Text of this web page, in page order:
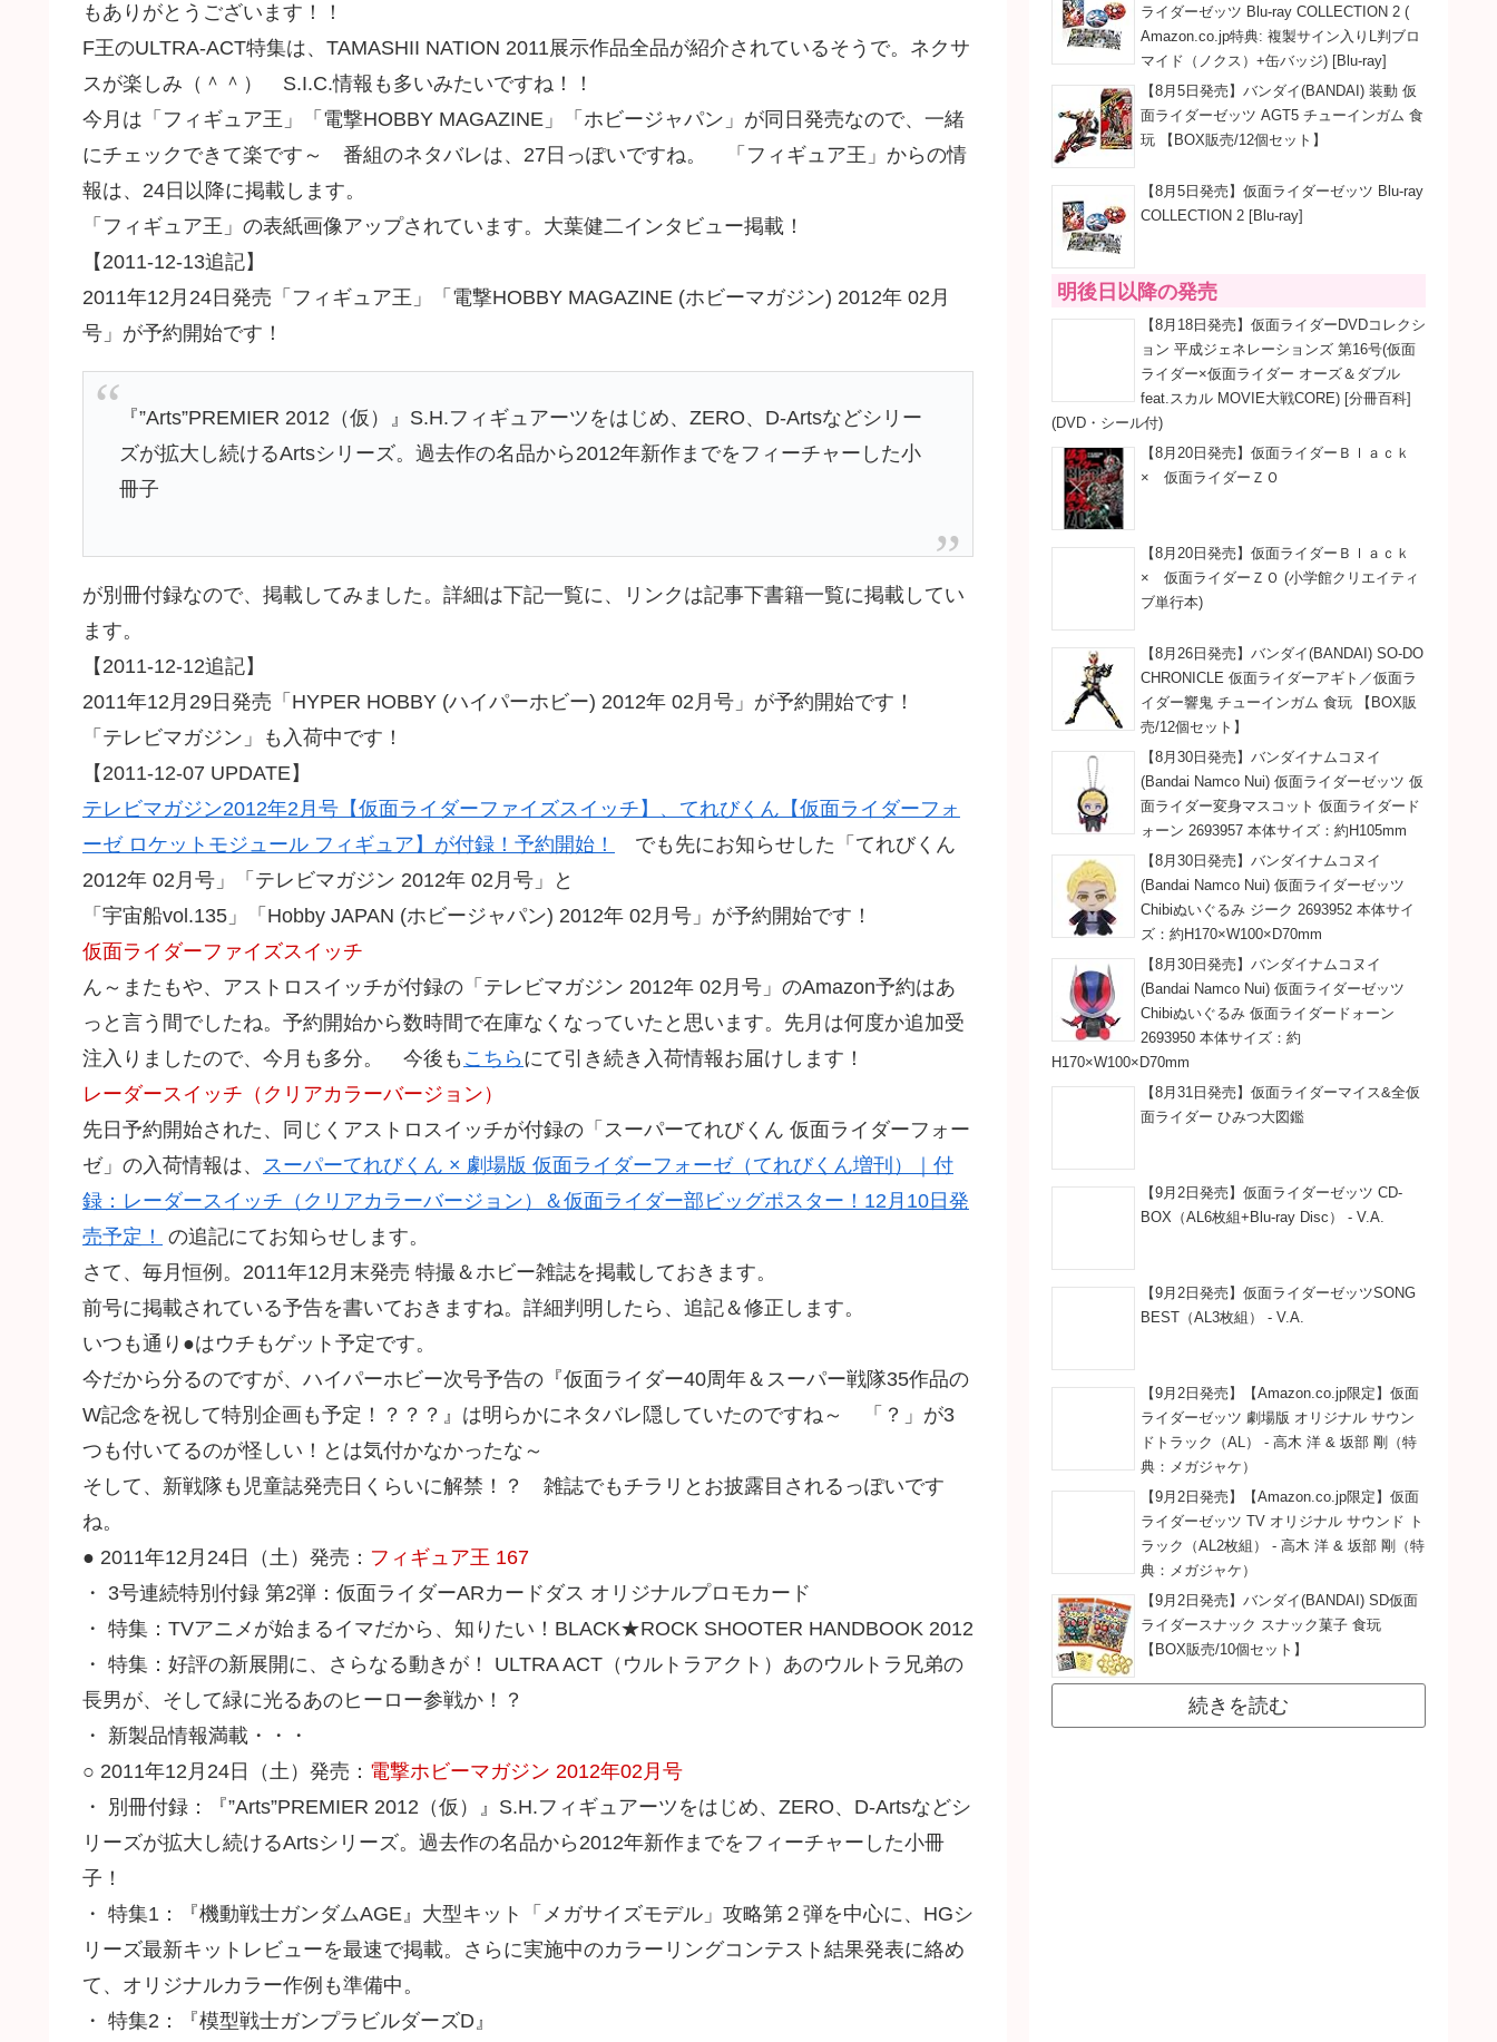
もありがとうございます！！
F王のULTRA-ACT特集は、TAMASHII NATION 2011展示作品全品が紹介されているそうで。ネクサ
スが楽しみ（＾＾） S.I.C.情報も多いみたいですね！！
今月は「フィギュア王」「電撃HOBBY MAGAZINE」「ホビージャパン」が同日発売なので、一緒
にチェックできて楽です～ 番組のネタバレは、27日っぽいですね。 「フィギュア王」からの情
報は、24日以降に掲載します。
「フィギュア王」の表紙画像アップされています。大葉健二インタビュー掲載！
【2011-12-13追記】
2011年12月24日発売「フィギュア王」「電撃HOBBY MAGAZINE (ホビーマガジン) 2012年 02月
号」が予約開始です！
『”Arts”PREMIER 2012（仮）』S.H.フィギュアーツをはじめ、ZERO、D-Artsなどシリー
ズが拡大し続けるArtsシリーズ。過去作の名品から2012年新作までをフィーチャーした小
冊子
が別冊付録なので、掲載してみました。詳細は下記一覧に、リンクは記事下書籍一覧に掲載してい
ます。
【2011-12-12追記】
2011年12月29日発売「HYPER HOBBY (ハイパーホビー) 2012年 02月号」が予約開始です！
「テレビマガジン」も入荷中です！
【2011-12-07 UPDATE】
テレビマガジン2012年2月号【仮面ライダーファイズスイッチ】、てれびくん【仮面ライダーフォ
ーゼ ロケットモジュール フィギュア】が付録！予約開始！
でも先にお知らせした「てれびくん
2012年 02月号」「テレビマガジン 2012年 02月号」と
「宇宙船vol.135」「Hobby JAPAN (ホビージャパン) 2012年 02月号」が予約開始です！
仮面ライダーファイズスイッチ
ん～またもや、アストロスイッチが付録の「テレビマガジン 2012年 02月号」のAmazon予約はあ
っと言う間でしたね。予約開始から数時間で在庫なくなっていたと思います。先月は何度か追加受
注入りましたので、今月も多分。 今後も こちら にて引き続き入荷情報お届けします！
レーダースイッチ（クリアカラーバージョン）
先日予約開始された、同じくアストロスイッチが付録の「スーパーてれびくん 仮面ライダーフォー
ゼ」の入荷情報は、
スーパーてれびくん × 劇場版 仮面ライダーフォーゼ（てれびくん増刊）｜付
録：レーダースイッチ（クリアカラーバージョン）＆仮面ライダー部ビッグポスター！12月10日発
売予定！
の追記にてお知らせします。
さて、毎月恒例。2011年12月末発売 特撮＆ホビー雑誌を掲載しておきます。
前号に掲載されている予告を書いておきますね。詳細判明したら、追記＆修正します。
いつも通り●はウチもゲット予定です。
今だから分るのですが、ハイパーホビー次号予告の『仮面ライダー40周年＆スーパー戦隊35作品の
W記念を祝して特別企画も予定！？？？』は明らかにネタバレ隠していたのですね～ 「？」が3
つも付いてるのが怪しい！とは気付かなかったな～
そして、新戦隊も児童誌発売日くらいに解禁！？ 雑誌でもチラリとお披露目されるっぽいです
ね。
● 2011年12月24日（土）発売： フィギュア王 167
・ 3号連続特別付録 第2弾：仮面ライダーARカードダス オリジナルプロモカード
・ 特集：TVアニメが始まるイマだから、知りたい！BLACK★ROCK SHOOTER HANDBOOK 2012
・ 特集：好評の新展開に、さらなる動きが！ ULTRA ACT（ウルトラアクト）あのウルトラ兄弟の
長男が、そして緑に光るあのヒーロー参戦か！？
・ 新製品情報満載・・・
○ 2011年12月24日（土）発売： 電撃ホビーマガジン 2012年02月号
・ 別冊付録：『”Arts”PREMIER 2012（仮）』S.H.フィギュアーツをはじめ、ZERO、D-Artsなどシ
リーズが拡大し続けるArtsシリーズ。過去作の名品から2012年新作までをフィーチャーした小冊
子！
・ 特集1：『機動戦士ガンダムAGE』大型キット「メガサイズモデル」攻略第２弾を中心に、HGシ
リーズ最新キットレビューを最速で掲載。さらに実施中のカラーリングコンテスト結果発表に絡め
て、オリジナルカラー作例も準備中。
・ 特集2：『模型戦士ガンプラビルダーズD』
ライダーゼッツ Blu-ray COLLECTION 2 (
Amazon.co.jp特典: 複製サイン入りL判ブロ
マイド（ノクス）+缶バッジ) [Blu-ray]
【8月5日発売】バンダイ(BANDAI) 装動 仮
面ライダーゼッツ AGT5 チューインガム 食
玩 【BOX販売/12個セット】
【8月5日発売】仮面ライダーゼッツ Blu-ray
COLLECTION 2 [Blu-ray]
明後日以降の発売
【8月18日発売】仮面ライダーDVDコレクシ
ョン 平成ジェネレーションズ 第16号(仮面
ライダー×仮面ライダー オーズ＆ダブル
feat.スカル MOVIE大戦CORE) [分冊百科]
(DVD・シール付)
【8月20日発売】仮面ライダーＢｌａｃｋ
× 仮面ライダーＺＯ
【8月20日発売】仮面ライダーＢｌａｃｋ
× 仮面ライダーＺＯ (小学館クリエイティ
ブ単行本)
【8月26日発売】バンダイ(BANDAI) SO-DO
CHRONICLE 仮面ライダーアギト／仮面ラ
イダー響鬼 チューインガム 食玩 【BOX販
売/12個セット】
【8月30日発売】バンダイナムコヌイ
(Bandai Namco Nui) 仮面ライダーゼッツ 仮
面ライダー変身マスコット 仮面ライダード
ォーン 2693957 本体サイズ：約H105mm
【8月30日発売】バンダイナムコヌイ
(Bandai Namco Nui) 仮面ライダーゼッツ
Chibiぬいぐるみ ジーク 2693952 本体サイ
ズ：約H170×W100×D70mm
【8月30日発売】バンダイナムコヌイ
(Bandai Namco Nui) 仮面ライダーゼッツ
Chibiぬいぐるみ 仮面ライダードォーン
2693950 本体サイズ：約
H170×W100×D70mm
【8月31日発売】仮面ライダーマイス&全仮
面ライダー ひみつ大図鑑
【9月2日発売】仮面ライダーゼッツ CD-
BOX（AL6枚組+Blu-ray Disc） - V.A.
【9月2日発売】仮面ライダーゼッツSONG
BEST（AL3枚組） - V.A.
【9月2日発売】【Amazon.co.jp限定】仮面
ライダーゼッツ 劇場版 オリジナル サウン
ドトラック（AL） - 高木 洋 & 坂部 剛（特
典：メガジャケ）
【9月2日発売】【Amazon.co.jp限定】仮面
ライダーゼッツ TV オリジナル サウンド ト
ラック（AL2枚組） - 高木 洋 & 坂部 剛（特
典：メガジャケ）
【9月2日発売】バンダイ(BANDAI) SD仮面
ライダースナック スナック菓子 食玩
【BOX販売/10個セット】
続きを読む